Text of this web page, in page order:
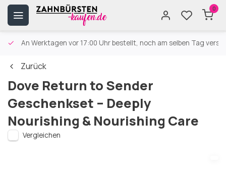
0
An Werktagen vor 17:00 Uhr bestellt, noch am selben Tag
Zurück
Dove Return to Sender
Geschenkset – Deeply
Nourishing & Nourishing Care
Vergleichen